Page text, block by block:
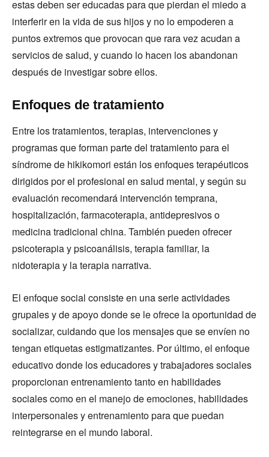
estas deben ser educadas para que pierdan el miedo a
interferir en la vida de sus hijos y no lo empoderen a
puntos extremos que provocan que rara vez acudan a
servicios de salud, y cuando lo hacen los abandonan
después de investigar sobre ellos.
Enfoques de tratamiento
Entre los tratamientos, terapias, intervenciones y
programas que forman parte del tratamiento para el
síndrome de hikikomori están los enfoques terapéuticos
dirigidos por el profesional en salud mental, y según su
evaluación recomendará intervención temprana,
hospitalización, farmacoterapia, antidepresivos o
medicina tradicional china. También pueden ofrecer
psicoterapia y psicoanálisis, terapia familiar, la
nidoterapia y la terapia narrativa.
El enfoque social consiste en una serie actividades
grupales y de apoyo donde se le ofrece la oportunidad de
socializar, cuidando que los mensajes que se envíen no
tengan etiquetas estigmatizantes. Por último, el enfoque
educativo donde los educadores y trabajadores sociales
proporcionan entrenamiento tanto en habilidades
sociales como en el manejo de emociones, habilidades
interpersonales y entrenamiento para que puedan
reintegrarse en el mundo laboral.